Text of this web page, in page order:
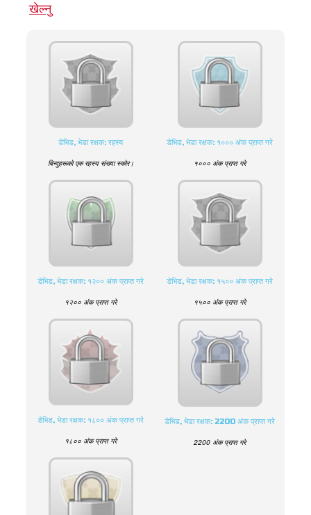
खेल्नु
डेभिड, भेडा रक्षक: रहस्य
बिन्दुहरूको एक रहस्य संख्या स्कोर।
डेभिड, भेडा रक्षक: १००० अंक प्राप्त गरे
१००० अंक प्राप्त गरे
डेभिड, भेडा रक्षक: १२०० अंक प्राप्त गरे
१२०० अंक प्राप्त गरे
डेभिड, भेडा रक्षक: १५०० अंक प्राप्त गरे
१५०० अंक प्राप्त गरे
डेभिड, भेडा रक्षक: १८०० अंक प्राप्त गरे
१८०० अंक प्राप्त गरे
डेभिड, भेडा रक्षक: 2200 अंक प्राप्त गरे
2200 अंक प्राप्त गरे